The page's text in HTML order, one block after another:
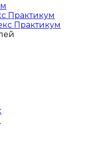
Практикум
Практикум